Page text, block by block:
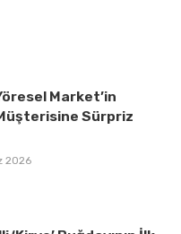
Market’in
Sürpriz
2026